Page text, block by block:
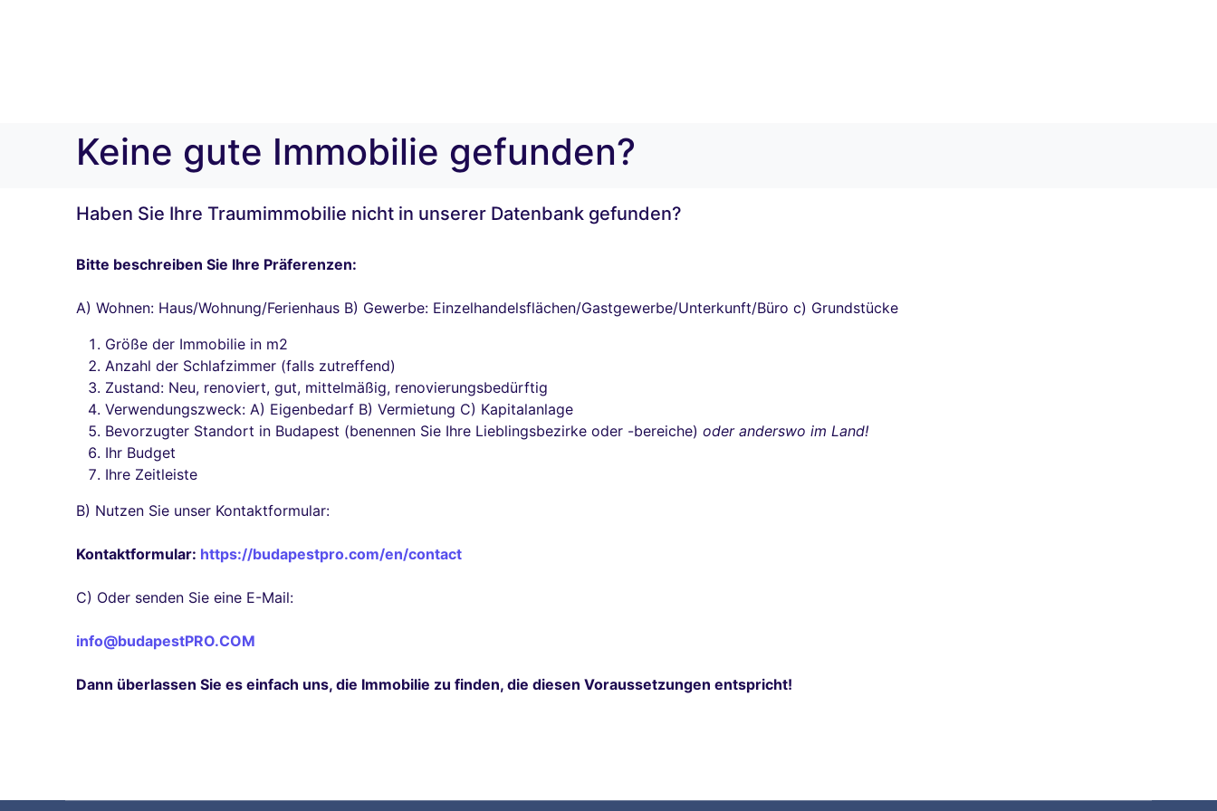
Keine gute Immobilie gefunden?
Haben Sie Ihre Traumimmobilie nicht in unserer Datenbank gefunden?
Bitte beschreiben Sie Ihre Präferenzen:
A) Wohnen: Haus/Wohnung/Ferienhaus B) Gewerbe: Einzelhandelsflächen/Gastgewerbe/Unterkunft/Büro c) Grundstücke
Größe der Immobilie in m2
Anzahl der Schlafzimmer (falls zutreffend)
Zustand: Neu, renoviert, gut, mittelmäßig, renovierungsbedürftig
Verwendungszweck: A) Eigenbedarf B) Vermietung C) Kapitalanlage
Bevorzugter Standort in Budapest (benennen Sie Ihre Lieblingsbezirke oder -bereiche) oder anderswo im Land!
Ihr Budget
Ihre Zeitleiste
B) Nutzen Sie unser Kontaktformular:
Kontaktformular: https://budapestpro.com/en/contact
C) Oder senden Sie eine E-Mail:
info@budapestPRO.COM
Dann überlassen Sie es einfach uns, die Immobilie zu finden, die diesen Voraussetzungen entspricht!